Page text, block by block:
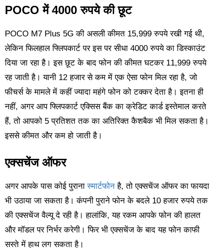
POCO में 4000 रुपये की छूट
POCO M7 Plus 5G की असली कीमत 15,999 रुपये रखी गई थी,
लेकिन फिलहाल फ्लिपकार्ट पर इस पर सीधा 4000 रुपये का डिस्काउंट
दिया जा रहा है। इस छूट के बाद फोन की कीमत घटकर 11,999 रुपये
रह जाती है। यानी 12 हजार से कम में एक ऐसा फोन मिल रहा है, जो
फीचर्स के मामले में कहीं ज्यादा महंगे फोन को टक्कर देता है। इतना ही
नहीं, अगर आप फ्लिपकार्ट एक्सिस बैंक का क्रेडिट कार्ड इस्तेमाल करते
हैं, तो आपको 5 प्रतिशत तक का अतिरिक्त कैशबैक भी मिल सकता है।
इससे कीमत और कम हो जाती है।
एक्सचेंज ऑफर
अगर आपके पास कोई पुरानास्मार्टफोन है, तो एक्सचेंज ऑफर का फायदा
भी उठाया जा सकता है। कंपनी पुराने फोन के बदले 10 हजार रुपये तक
की एक्सचेंज वैल्यू दे रही है। हालांकि, यह रकम आपके फोन की हालत
और मॉडल पर निर्भर करेगी। फिर भी एक्सचेंज के बाद यह फोन काफी
सस्ते में हाथ लग सकता है।